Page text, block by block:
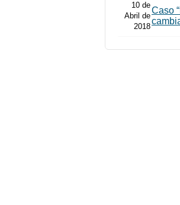
10 de
Abril de
2018
Caso